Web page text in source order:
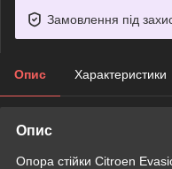
Замовлення під
Опис Характеристики
Опис
Опора стійки Citroen